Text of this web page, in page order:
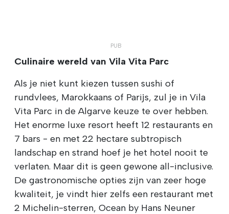
Culinaire wereld van Vila Vita Parc
Als je niet kunt kiezen tussen sushi of
rundvlees, Marokkaans of Parijs, zul je in Vila
Vita Parc in de Algarve keuze te over hebben.
Het enorme luxe resort heeft 12 restaurants en
7 bars - en met 22 hectare subtropisch
landschap en strand hoef je het hotel nooit te
verlaten. Maar dit is geen gewone all-inclusive.
De gastronomische opties zijn van zeer hoge
kwaliteit, je vindt hier zelfs een restaurant met
2 Michelin-sterren, Ocean by Hans Neuner